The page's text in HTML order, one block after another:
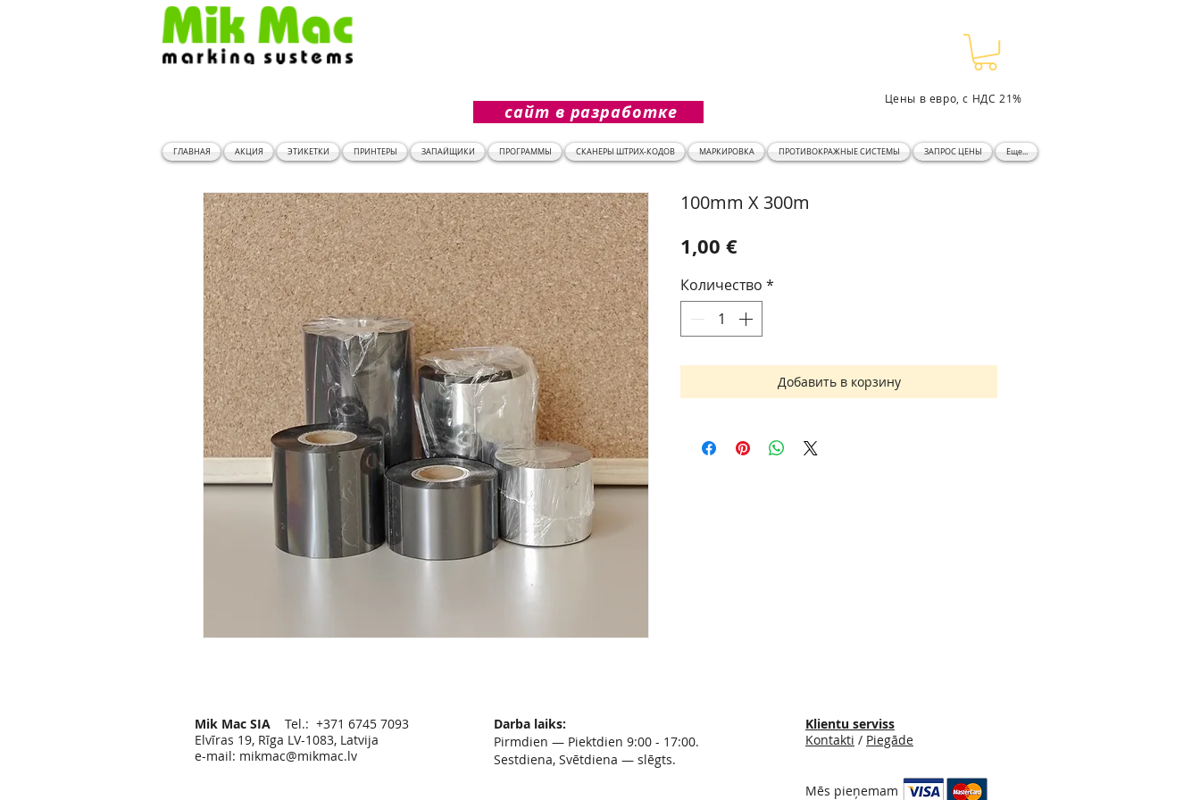
сайт в разработке
Цены в евро, с НДС 21%
ГЛАВНАЯ АКЦИЯ ЭТИКЕТКИ ПРИНТЕРЫ ЗАПАЙЩИКИ ПРОГРАММЫ СКАНЕРЫ ШТРИХ-КОДОВ МАРКИРОВКА ПРОТИВОКРАЖНЫЕ СИСТЕМЫ ЗАПРОС ЦЕНЫ Еще...
100mm X 300m
1,00 €Цена
Количество *
Добавить в корзину
Mik Mac SIA Tel.: +371 6745 7093
Elvīras 19, Rīga LV-1083, Latvija
e-mail: mikmac@mikmac.lv
Darba laiks:
Pirmdien — Piektdien 9:00 - 17:00.
Sestdiena, Svētdiena — slēgts.
Klientu serviss
Kontakti / Piegāde
Mēs pieņemam